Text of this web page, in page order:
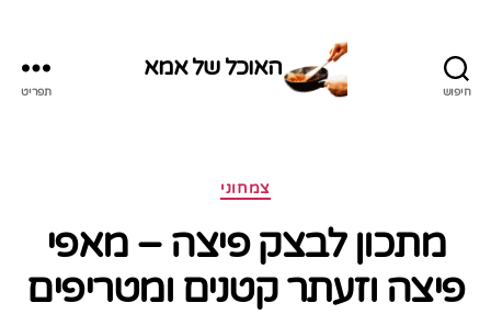
חיפוש
האוכל של אמא
תפריט
קטגוריותצמחוני
מתכון לבצק פיצה – מאפי
פיצה וזעתר קטנים ומטריפים